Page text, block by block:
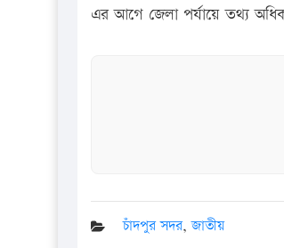
এর আগে জেলা পর্যায়ে তথ্য
চাঁদপুর সদর,জাতীয়